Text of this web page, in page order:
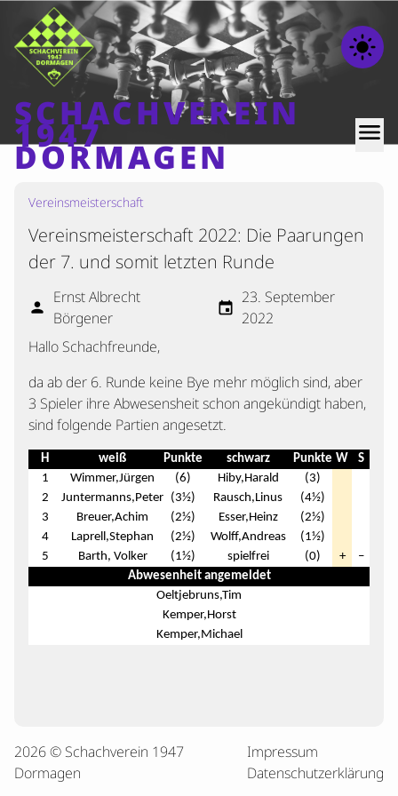
light_mode
SCHACHVEREIN
1947
DORMAGEN
menu
Home
Beiträge
Mannschaften
Ranglisten
Termine
Kontakt
Vereinsmeisterschaft
Vereinsmeisterschaft 2022: Die Paarungen
der 7. und somit letzten Runde
person
Ernst Albrecht
Börgener
event
23. September
2022
Hallo Schachfreunde,
da ab der 6. Runde keine Bye mehr möglich sind, aber
3 Spieler ihre Abwesensheit schon angekündigt haben,
sind folgende Partien angesetzt.
H weiß Punkte schwarz Punkte W
S
1
Wimmer,Jürgen (6) Hiby,Harald
(3)
2
Juntermanns,Peter (3½) Rausch,Linus
(4½)
3
Breuer,Achim (2½) Esser,Heinz
(2½)
4
Laprell,Stephan (2½) Wolff,Andreas
(1½)
5
Barth, Volker (1½) spielfrei (0) +
–
Abwesenheit angemeldet
Oeltjebruns,Tim
Kemper,Horst
Kemper,Michael
2026 © Schachverein 1947
Dormagen
Impressum
Datenschutzerklärung